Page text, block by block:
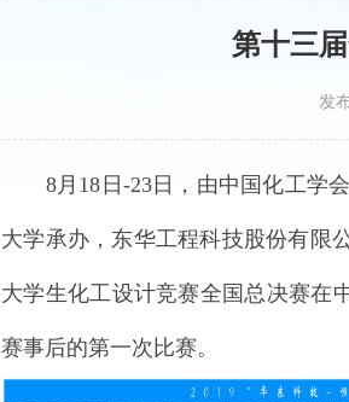
第十三
发
8月18日-23日，由中国化工学会
大学承办，东华工程科技股份有限
大学生化工设计竞赛全国总决赛在
赛事后的第一次比赛。